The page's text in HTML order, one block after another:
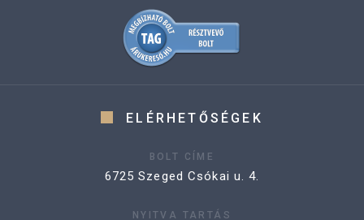
ELÉRHETŐSÉGEK
BOLT CÍME
6725 Szeged Csókai u. 4.
NYITVA TARTÁS